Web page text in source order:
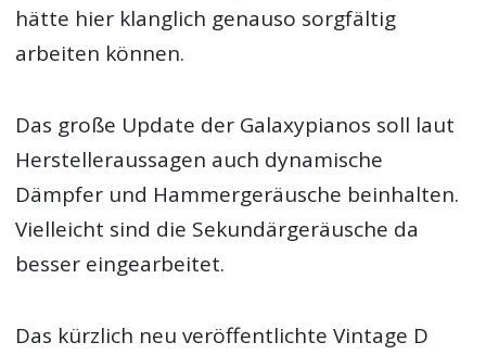
hätte hier klanglich genauso sorgfältig
arbeiten können.
Das große Update der Galaxypianos soll laut
Herstelleraussagen auch dynamische
Dämpfer und Hammergeräusche beinhalten.
Vielleicht sind die Sekundärgeräusche da
besser eingearbeitet.
Das kürzlich neu veröffentlichte Vintage D